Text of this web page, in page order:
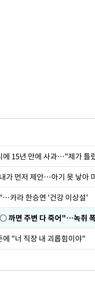
가 먼저 제안…아기 못 낳아
카라 한승연 '건강 이상설'
에 "너 직장 내 괴롭힘이야"